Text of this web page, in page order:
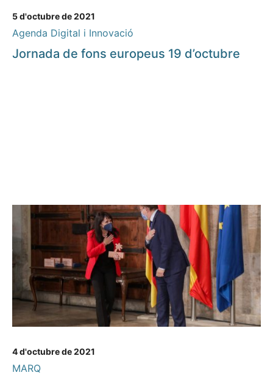
5 d'octubre de 2021
Agenda Digital i Innovació
Jornada de fons europeus 19 d’octubre
4 d'octubre de 2021
MARQ